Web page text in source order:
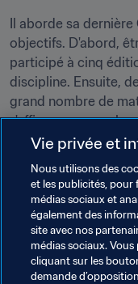
Il aborde sa
objectifs. D'abord,
participé à cinq
discipline. Ensuite,
grand nombre de
s'affirmer comme le
tournoi et le
veux être champion
buteur. Je veux être
guise de conclusion.
Documents
Vie privée et
Nous utilisons des
et les publicités,
médias sociaux et
également des
site avec nos
médias sociaux.
cliquant sur les
demande